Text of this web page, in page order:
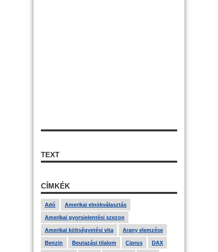
TEXT
CÍMKÉK
Adó Amerikai elnökválasztás
Amerikai gyorsjelentési szezon
Amerikai költségvetési vita Arany elemzése
Benzin Beutazási tilalom Ciprus DAX